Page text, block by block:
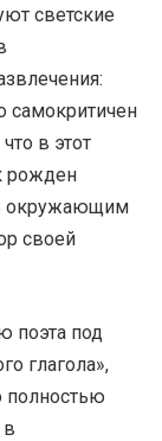
светские
самокритичен
в этот
рожден
окружающим
своей
поэта под
глагола»,
в